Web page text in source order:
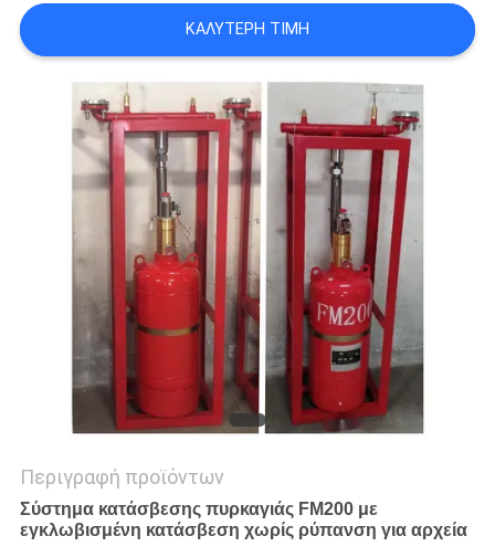
ΚΑΛΎΤΕΡΗ ΤΙΜΉ
Περιγραφή προϊόντων
Σύστημα κατάσβεσης πυρκαγιάς FM200 με
εγκλωβισμένη κατάσβεση χωρίς ρύπανση για αρχεία